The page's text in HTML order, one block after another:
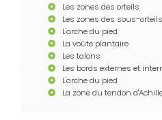
Les zones des orteils
Les zones des sous-orteils
L'arche du pied
La voûte plantaire
Les talons
Les bords externes et
L'arche du pied
La zone du tendon